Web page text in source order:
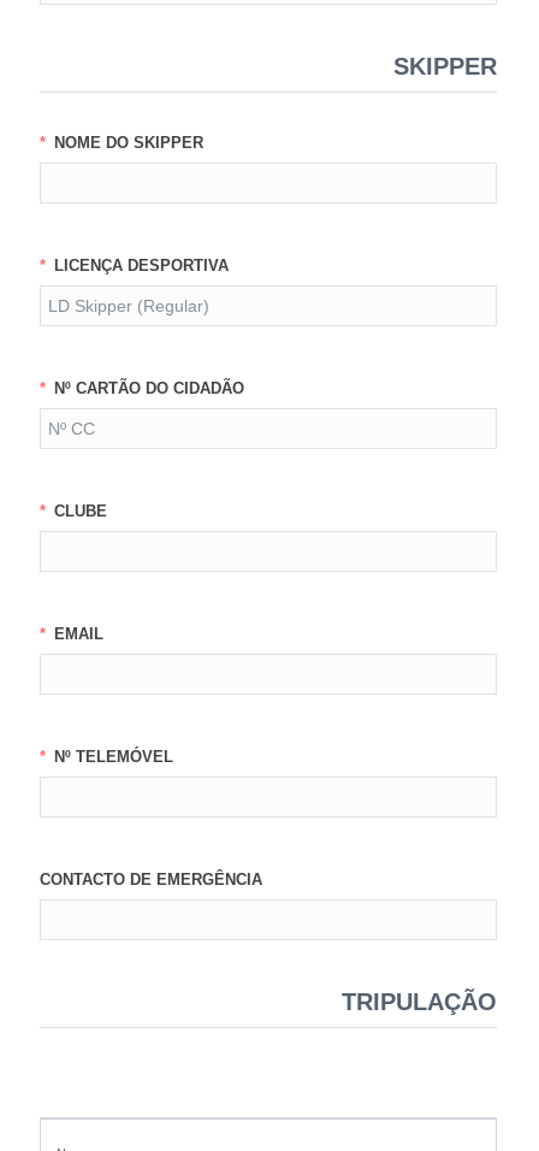
SKIPPER
NOME DO SKIPPER
LICENÇA DESPORTIVA
Nº CARTÃO DO CIDADÃO
CLUBE
EMAIL
Nº TELEMÓVEL
CONTACTO DE EMERGÊNCIA
TRIPULAÇÃO